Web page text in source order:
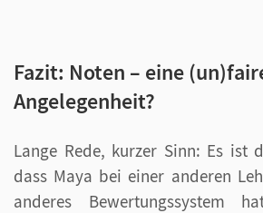
Fazit: Noten – eine
Angelegenheit?
Lange Rede, kurzer Sinn: Es ist
dass Maya bei einer anderen
anderes Bewertungssystem